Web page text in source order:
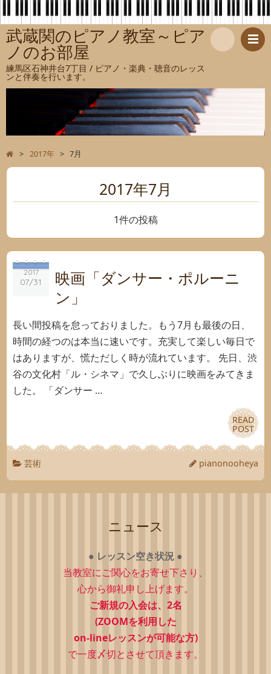
武蔵関のピアノ教室～ピア
ノのお部屋
練馬区石神井台7丁目 / ピアノ・楽典・聴音のレッス
ンと伴奏を行います。
索
> 2017年 > 7月
2017年7月
1件の投稿
2017
07/31
2017
07/31
映画「ダンサー・ポルーニ
ン」
長い間投稿を怠っておりました。もう7月も最後の日、
時間の経つのは本当に速いです。充実して楽しい毎日で
はありますが、慌ただしく時が流れています。 先日、渋
谷の文化村「ル・シネマ」で久しぶりに映画をみてきま
した。 「ダンサー …
READ
POST
READ
POST
芸術 pianonooheya
ニュース
● レッスン空き状況 ●
当教室にご関心をお寄せ下さり、
心から御礼申し上げます。
ご新規の入会は、2名
(ZOOMを利用した
on-lineレッスンが可能な方)
で一度〆切とさせて頂きます。